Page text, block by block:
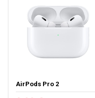
AirPods Pro 2